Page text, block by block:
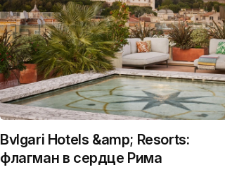
Bvlgari Hotels &amp; Resorts:
флагман в сердце Рима